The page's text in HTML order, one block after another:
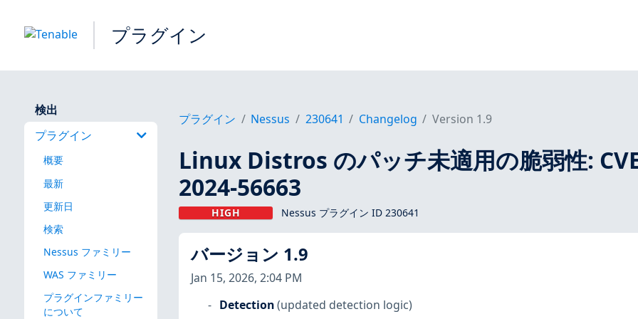
プラグイン
検出
プラグイン
概要
最新
更新日
検索
Nessus ファミリー
WAS ファミリー
プラグインファミリー
について
プラグイン Nessus 230641 Changelog Version 1.9
Linux Distros のパッチ未適用の脆弱性:
2024-56663
HIGH Nessus プラグイン ID 230641
バージョン 1.9
Jan 15, 2026, 2:04 PM
Detection (updated detection logic)